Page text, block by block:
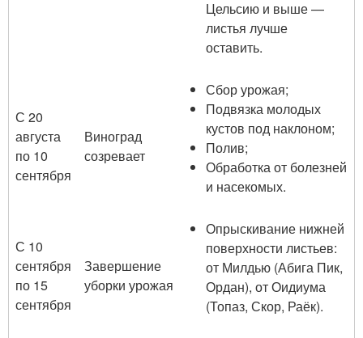
Цельсию и выше —
листья лучше
оставить.
С 20
августа
по 10
сентября
Виноград
созревает
Сбор урожая;
Подвязка молодых
кустов под наклоном;
Полив;
Обработка от болезней
и насекомых.
С 10
сентября
по 15
сентября
Завершение
уборки урожая
Опрыскивание нижней
поверхности листьев:
от Милдью (Абига Пик,
Ордан), от Оидиума
(Топаз, Скор, Раёк).